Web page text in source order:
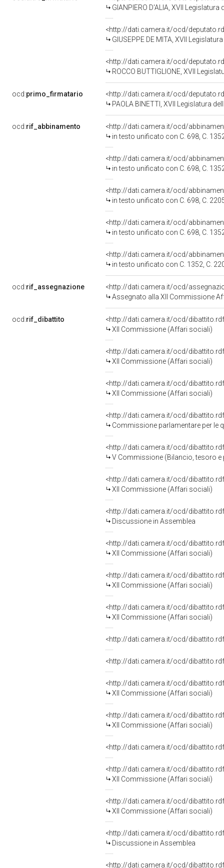
GIANPIERO D'ALIA, XVII Legislatura
<http://dati.camera.it/ocd/
GIUSEPPE DE MITA, XVII
<http://dati.camera.it/ocd/
ROCCO BUTTIGLIONE, XVII
ocd:primo_firmatario
<http://dati.camera.it/ocd/
PAOLA BINETTI, XVII Legislatura
ocd:rif_abbinamento
<http://dati.camera.it/ocd/
in testo unificato con C. 698, C.
<http://dati.camera.it/ocd/
in testo unificato con C. 698, C.
<http://dati.camera.it/ocd/
in testo unificato con C. 698, C.
<http://dati.camera.it/ocd/
in testo unificato con C. 698, C.
<http://dati.camera.it/ocd/
in testo unificato con C. 1352, C.
ocd:rif_assegnazione
<http://dati.camera.it/ocd/
Assegnato alla XII Commissione
ocd:rif_dibattito
<http://dati.camera.it/ocd/
XII Commissione (Affari sociali)
<http://dati.camera.it/ocd/
XII Commissione (Affari sociali)
<http://dati.camera.it/ocd/
XII Commissione (Affari sociali)
<http://dati.camera.it/ocd/
Commissione parlamentare per le
<http://dati.camera.it/ocd/
V Commissione (Bilancio, tesoro
<http://dati.camera.it/ocd/
XII Commissione (Affari sociali)
<http://dati.camera.it/ocd/
Discussione in Assemblea
<http://dati.camera.it/ocd/
XII Commissione (Affari sociali)
<http://dati.camera.it/ocd/
XII Commissione (Affari sociali)
<http://dati.camera.it/ocd/
XII Commissione (Affari sociali)
<http://dati.camera.it/ocd/
<http://dati.camera.it/ocd/
<http://dati.camera.it/ocd/
XII Commissione (Affari sociali)
<http://dati.camera.it/ocd/
XII Commissione (Affari sociali)
<http://dati.camera.it/ocd/
<http://dati.camera.it/ocd/
XII Commissione (Affari sociali)
<http://dati.camera.it/ocd/
XII Commissione (Affari sociali)
<http://dati.camera.it/ocd/
Discussione in Assemblea
<http://dati.camera.it/ocd/